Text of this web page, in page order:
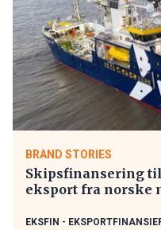
BRAND STORIES
Skipsfinansering
eksport fra norske
EKSFIN -